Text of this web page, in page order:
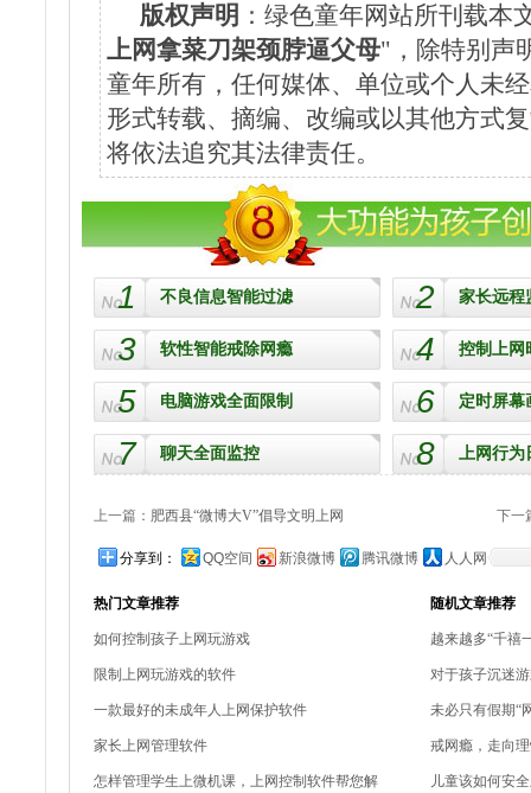
版权声明 ：绿色童年网站所刊载本
上网拿菜刀架颈脖逼父母"，除特别声
童年所有，任何媒体、单位或个人未
形式转载、摘编、改编或以其他方式
将依法追究其法律责任。
1 不良信息智能过滤 2 家长远程
3 软性智能戒除网瘾 4 控制上网
5 电脑游戏全面限制 6 定时屏幕
7 聊天全面监控 8 上网行为
上一篇： 肥西县“微博大V”倡导文明上网 下一
分享到： QQ空间 新浪微博 腾讯微博 人人网
热门文章推荐
如何控制孩子上网玩游戏
限制上网玩游戏的软件
一款最好的未成年人上网保护软件
家长上网管理软件
怎样管理学生上微机课，上网控制软件帮您解
随机文章推荐
越来越多“千禧
对于孩子沉迷
未必只有假期“
戒网瘾，走向
儿童该如何安